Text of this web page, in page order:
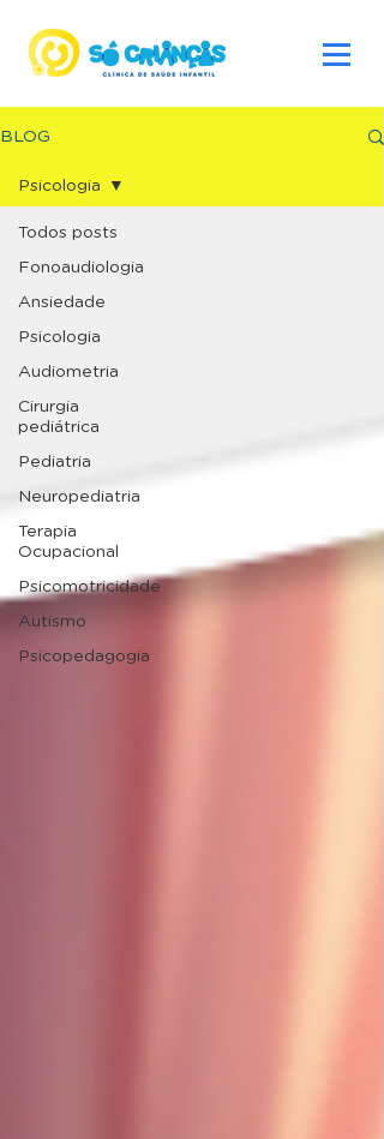
BLOG
Todos posts
Fonoaudiologia
Ansiedade
Psicologia
Audiometria
Cirurgia
pediátrica
Pediatria
Neuropediatria
Terapia
Ocupacional
Psicomotricidade
Autismo
Psicopedagogia
Psicologia